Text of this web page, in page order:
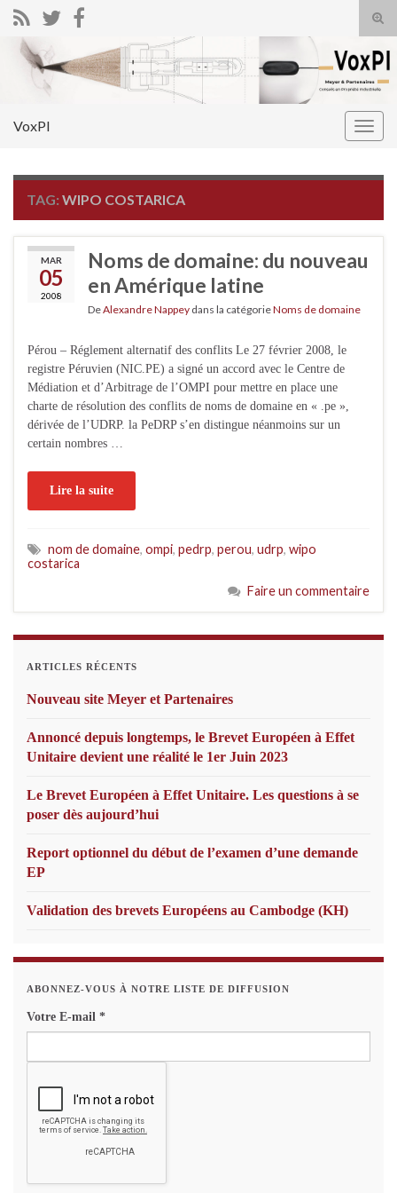
Search for:
VoxPI
TAG: WIPO COSTARICA
MAR
05
2008
Noms de domaine: du nouveau
en Amérique latine
DeAlexandre Nappey dans la catégorieNoms de domaine
Pérou – Réglement alternatif des conflits Le 27 février 2008, le
registre Péruvien (NIC.PE) a signé un accord avec le Centre de
Médiation et d’Arbitrage de l’OMPI pour mettre en place une
charte de résolution des conflits de noms de domaine en « .pe »,
dérivée de l’UDRP. la PeDRP s’en distingue néanmoins sur un
certain nombres …
Lire la suite
nom de domaine, ompi, pedrp, perou, udrp, wipo
costarica
Faire un commentaire
ARTICLES RÉCENTS
Nouveau site Meyer et Partenaires
Annoncé depuis longtemps, le Brevet Européen à Effet
Unitaire devient une réalité le 1er Juin 2023
Le Brevet Européen à Effet Unitaire. Les questions à se
poser dès aujourd’hui
Report optionnel du début de l’examen d’une demande
EP
Validation des brevets Européens au Cambodge (KH)
ABONNEZ-VOUS À NOTRE LISTE DE DIFFUSION
Votre E-mail *